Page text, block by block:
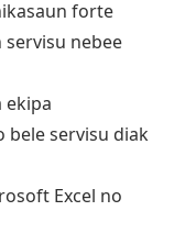
forte
nebee
ekipa
bele servisu diak
Excel no